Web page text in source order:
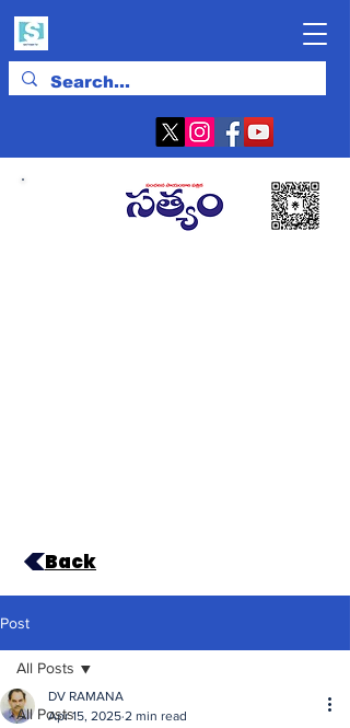
Back
Post
All Posts
All Posts
DV RAMANA
Apr 15, 2025 2 min read